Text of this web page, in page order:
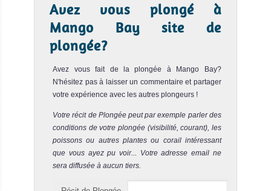
jardin de...
Notre avis
Shark Island
spots sous-marins de Koh Tao. Il consiste en plusieurs
Three Rocks
Le site de plongée de Three Rocks consiste en trois
superbes patates sous-marines. Le fond sableux est situé
à 14 m d...
Notre avis
Nang Yuan Pinnacle
Avez vous plongé à
Mango Bay site de
plongée?
Avez vous fait de la plongée à Mango Bay?
N'hésitez pas à laisser un commentaire et partager
votre expérience avec les autres plongeurs !
Votre récit de Plongée peut par exemple parler des
conditions de votre plongée (visibilité, courant), les
poissons ou autres plantes ou corail intéressant
que vous ayez pu voir... Votre adresse email ne
sera diffusée à aucun tiers.